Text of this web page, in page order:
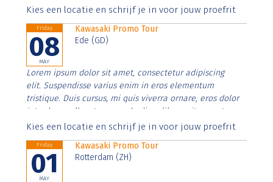
Aenean faucibus nibh et justo cursus id rutrum lorem
Kies een locatie en schrijf je in voor jouw proefrit
Friday
08
MAY
Kawasaki Promo Tour
Ede (GD)
Lorem ipsum dolor sit amet, consectetur adipiscing
elit. Suspendisse varius enim in eros elementum
tristique. Duis cursus, mi quis viverra ornare, eros dolor
interdum nulla, ut commodo diam libero vitae erat.
Aenean faucibus nibh et justo cursus id rutrum lorem
Kies een locatie en schrijf je in voor jouw proefrit
Friday
01
MAY
Kawasaki Promo Tour
Rotterdam (ZH)